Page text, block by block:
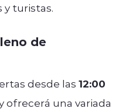
y turistas.
de
desde las 12:00
ofrecerá una variada